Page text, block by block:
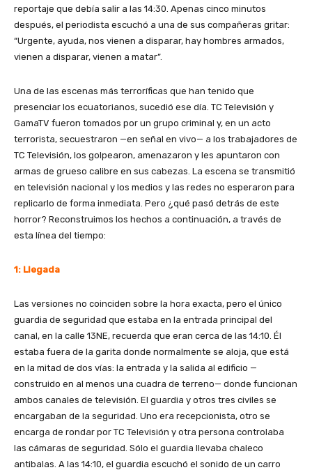
reportaje que debía salir a las 14:30. Apenas cinco minutos
después, el periodista escuchó a una de sus compañeras gritar:
“Urgente, ayuda, nos vienen a disparar, hay hombres armados,
vienen a disparar, vienen a matar”.
Una de las escenas más terroríficas que han tenido que
presenciar los ecuatorianos, sucedió ese día. TC Televisión y
GamaTV fueron tomados por un grupo criminal y, en un acto
terrorista, secuestraron —en señal en vivo— a los trabajadores de
TC Televisión, los golpearon, amenazaron y les apuntaron con
armas de grueso calibre en sus cabezas. La escena se transmitió
en televisión nacional y los medios y las redes no esperaron para
replicarlo de forma inmediata. Pero ¿qué pasó detrás de este
horror? Reconstruimos los hechos a continuación, a través de
esta línea del tiempo:
1: Llegada
Las versiones no coinciden sobre la hora exacta, pero el único
guardia de seguridad que estaba en la entrada principal del
canal, en la calle 13NE, recuerda que eran cerca de las 14:10. Él
estaba fuera de la garita donde normalmente se aloja, que está
en la mitad de dos vías: la entrada y la salida al edificio —
construido en al menos una cuadra de terreno— donde funcionan
ambos canales de televisión. El guardia y otros tres civiles se
encargaban de la seguridad. Uno era recepcionista, otro se
encarga de rondar por TC Televisión y otra persona controlaba
las cámaras de seguridad. Sólo el guardia llevaba chaleco
antibalas. A las 14:10, el guardia escuchó el sonido de un carro